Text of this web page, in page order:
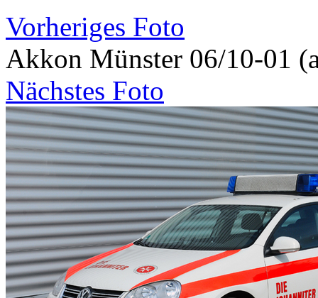
Vorheriges Foto
Akkon Münster 06/10-01
Nächstes Foto